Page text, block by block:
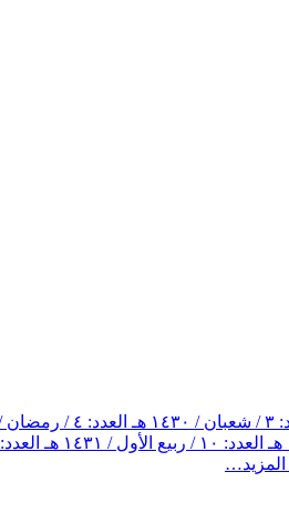
هـ العدد: ٤ / رمضان / ١٤٣٠ هـ
العدد: ١٠ / ربيع الأول / ١٤٣١ هـ العدد: ١١ / ربيع الثاني / ١٤٣١ هـ
المزيد…